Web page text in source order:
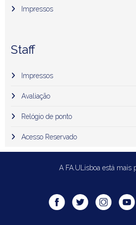
Impressos
Staff
Impressos
Avaliação
Relógio de ponto
Acesso Reservado
A FA.ULisboa está mais